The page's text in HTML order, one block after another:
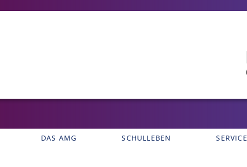
DAS AMG SCHULLEBEN SERVICE